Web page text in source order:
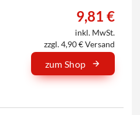
9,81 €
inkl. MwSt.
zzgl. 4,90 € Versand
zum Shop